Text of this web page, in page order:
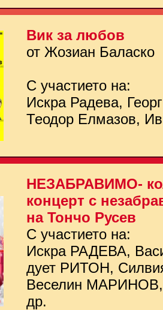
Вик за любов
от Жозиан Баласко
С участието на:
Искра Радева,
Теодор Елмазов,
НЕЗАБРАВИМО-
концерт с
на Тончо Русев
С участието на:
Искра РАДЕВА,
дует РИТОН,
Веселин
др.